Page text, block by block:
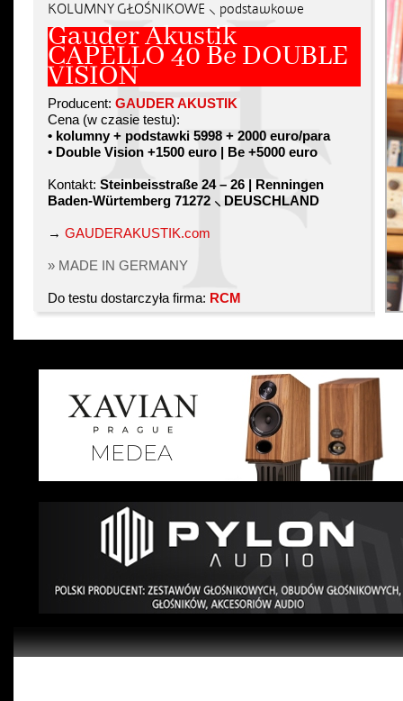
KOLUMNY GŁOŚNIKOWE ⸜ podstawkowe
Gauder Akustik
CAPELLO 40 Be DOUBLE
VISION
Producent: GAUDER AKUSTIK
Cena (w czasie testu):
• kolumny + podstawki 5998 + 2000 euro/para
• Double Vision +1500 euro | Be +5000 euro
Kontakt: Steinbeisstraße 24 – 26 | Renningen
Baden-Würtemberg 71272 ⸜ DEUSCHLAND
→ GAUDERAKUSTIK.com
» MADE IN GERMANY
Do testu dostarczyła firma: RCM